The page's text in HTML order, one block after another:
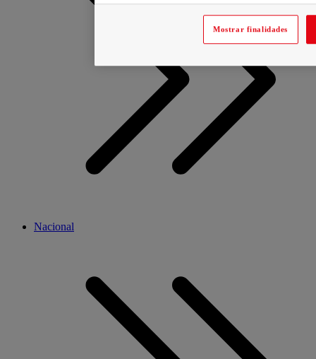
Nacional
Mostrar finalidades